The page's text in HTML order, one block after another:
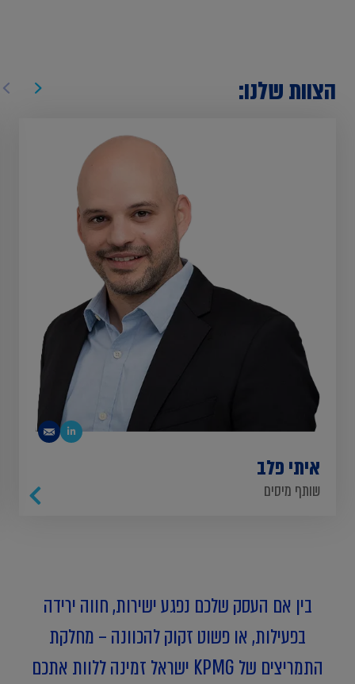
הצוות שלנו:
איתי פלב
שותף מיסים
בין אם העסק שלכם נפגע ישירות, חווה ירידה
בפעילות, או פשוט זקוק להכוונה – מחלקת
התמריצים של KPMG ישראל זמינה ללוות אתכם